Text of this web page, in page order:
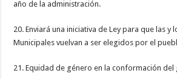
año de la administración.
20. Enviará una iniciativa de Ley para que las y
Municipales vuelvan a ser elegidos por el
21. Equidad de género en la conformación del